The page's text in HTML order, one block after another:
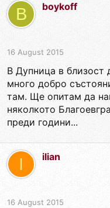
B boykoff
16 August 2015
В Дупница в близост
много добро
там. Ще опитам да
няколкото
преди години...
I ilian
16 August 2015